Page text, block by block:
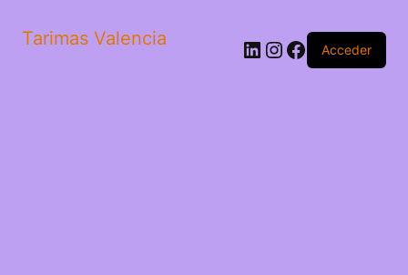
Tarimas Valencia LinkedIn
Instagram
Facebook
Acceder